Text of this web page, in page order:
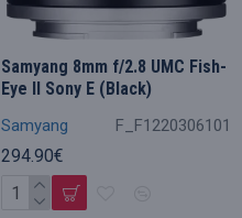
Samyang F_F1220306101
Samyang 8mm f/2.8 UMC Fish-
Eye II Sony E (Black)
294.90€